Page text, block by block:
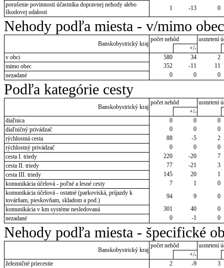
porušenie povinnosti účastníka dopravnej nehody alebo
škodovej udalosti
1 -13 0
Nehody podľa miesta - v/mimo obec
Banskobystrický kraj
počet nehôd
usmrtení
+/-
v obci
580 34
2
mimo obec
352 -11
11
nezadané
0 0 0
Podľa kategórie cesty
Banskobystrický kraj
počet nehôd
usmrtení
+/-
diaľnica
0 0
0
diaľničný privádzač
0 0
0
rýchlostná cesta
88 -5
2
rýchlostný privádzač
0 0
0
cesta I. triedy
220 -20
7
cesta II. triedy
77 -21
3
cesta III. triedy
145 20
1
komunikácia účelová - poľné a lesné cesty
7 1
0
komunikácia účelová - ostatné (parkoviská, príjazdy k
továrňam, pieskovňam, skladom a pod.)
94 9
0
komunikácia v km systéme nesledovaná
301 40
0
nezadané
0 -1 0
Nehody podľa miesta - špecifické
Banskobystrický kraj
počet nehôd
usmrtení
+/-
železničné priecestie
2 -9
3